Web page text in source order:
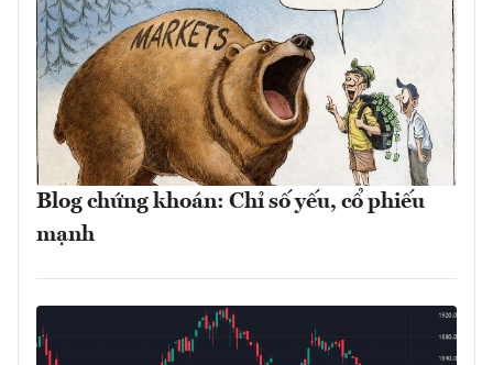
Blog chứng khoán: Chỉ số yếu, cổ phiếu
mạnh